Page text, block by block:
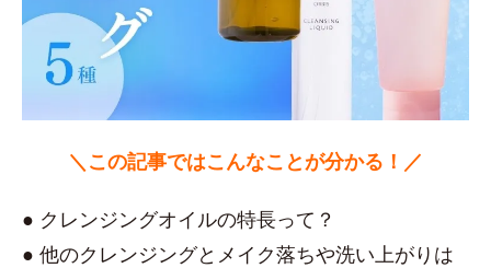
＼この記事ではこんなことが分かる！／
● クレンジングオイルの特長って？
● 他のクレンジングとメイク落ちや洗い上がりは